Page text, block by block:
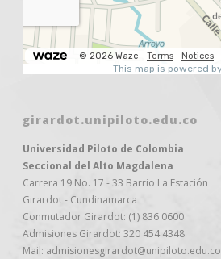
girardot.unipiloto.edu.co
Universidad Piloto de Colombia
Seccional del Alto Magdalena
Carrera 19 No. 17 - 33 Barrio La Estación
Girardot - Cundinamarca
Conmutador Girardot: (1) 836 0600
Admisiones Girardot: 320 454 4348
Mail: admisionesgirardot@unipiloto.edu.co